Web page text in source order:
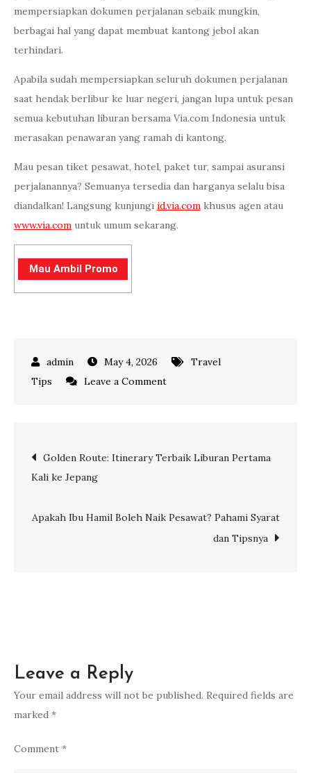
mempersiapkan dokumen perjalanan sebaik mungkin,
berbagai hal yang dapat membuat kantong jebol akan
terhindari.
Apabila sudah mempersiapkan seluruh dokumen perjalanan
saat hendak berlibur ke luar negeri, jangan lupa untuk pesan
semua kebutuhan liburan bersama Via.com Indonesia untuk
merasakan penawaran yang ramah di kantong.
Mau pesan tiket pesawat, hotel, paket tur, sampai asuransi
perjalanannya? Semuanya tersedia dan harganya selalu bisa
diandalkan! Langsung kunjungi id.via.com khusus agen atau
www.via.com untuk umum sekarang.
Mau Ambil Promo
May 4, 2026
Travel
Tips
Leave a Commenton
Paspor
Biayanya
Post
navigation
Golden Route: Itinerary Terbaik Liburan Pertama
Kali ke Jepang
Apakah Ibu Hamil Boleh Naik Pesawat? Pahami Syarat
dan Tipsnya
Leave a Reply
Your email address will not be published. Required fields are
marked *
Comment *